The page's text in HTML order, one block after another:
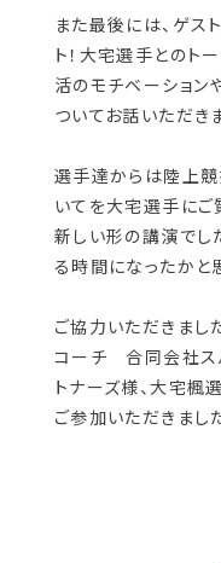
また最後には、ゲス
ト！大宅選手とのト
活のモチベーションや
ついてお話いただき
選手達からは陸上競
いてを大宅選手にご
新しい形の講演でし
る時間になったかと
ご協力いただきま
コーチ合同会社ス
トナーズ様、大宅楓
ご参加いただきまし